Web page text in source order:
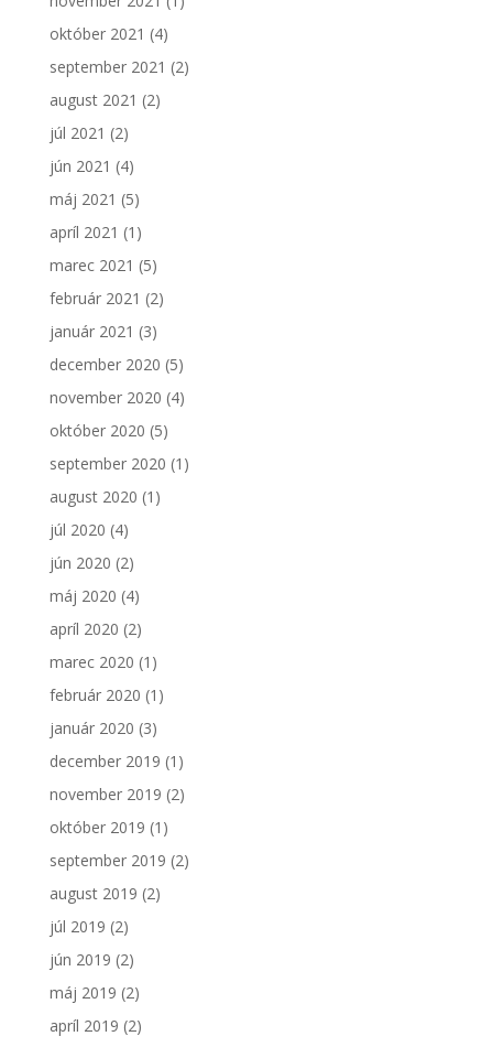
október 2021 (4)
september 2021 (2)
august 2021 (2)
júl 2021 (2)
jún 2021 (4)
máj 2021 (5)
apríl 2021 (1)
marec 2021 (5)
február 2021 (2)
január 2021 (3)
december 2020 (5)
november 2020 (4)
október 2020 (5)
september 2020 (1)
august 2020 (1)
júl 2020 (4)
jún 2020 (2)
máj 2020 (4)
apríl 2020 (2)
marec 2020 (1)
február 2020 (1)
január 2020 (3)
december 2019 (1)
november 2019 (2)
október 2019 (1)
september 2019 (2)
august 2019 (2)
júl 2019 (2)
jún 2019 (2)
máj 2019 (2)
apríl 2019 (2)